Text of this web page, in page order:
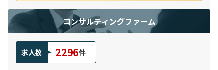
コンサルティングファーム
求人数 2296件